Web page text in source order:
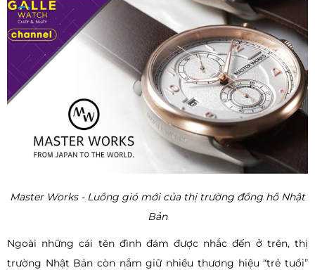
Master Works - Luồng gió mới của thị trường đồng hồ Nhật
Bản
Ngoài những cái tên đình đám được nhắc đến ở trên, thị
trường Nhật Bản còn nắm giữ nhiều thương hiệu “trẻ tuổi”